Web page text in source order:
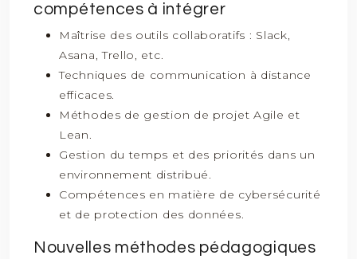
compétences à intégrer
Maîtrise des outils collaboratifs : Slack,
Asana, Trello, etc.
Techniques de communication à distance
efficaces.
Méthodes de gestion de projet Agile et
Lean.
Gestion du temps et des priorités dans un
environnement distribué.
Compétences en matière de cybersécurité
et de protection des données.
Nouvelles méthodes pédagogiques